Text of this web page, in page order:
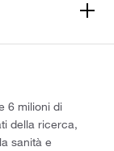
6 milioni di
della ricerca,
sanità e